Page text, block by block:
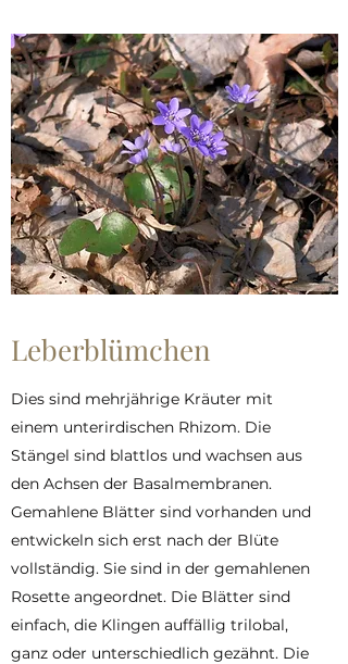
Leberblümchen
Dies sind mehrjährige Kräuter mit
einem unterirdischen Rhizom. Die
Stängel sind blattlos und wachsen aus
den Achsen der Basalmembranen.
Gemahlene Blätter sind vorhanden und
entwickeln sich erst nach der Blüte
vollständig. Sie sind in der gemahlenen
Rosette angeordnet. Die Blätter sind
einfach, die Klingen auffällig trilobal,
ganz oder unterschiedlich gezähnt. Die